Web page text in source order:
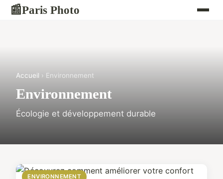
📰Paris Photo
Accueil › Environnement
Environnement
Écologie et développement durable
ENVIRONNEMENT